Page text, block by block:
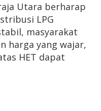
Utara berharap
LPG
masyarakat
harga yang wajar,
HET dapat